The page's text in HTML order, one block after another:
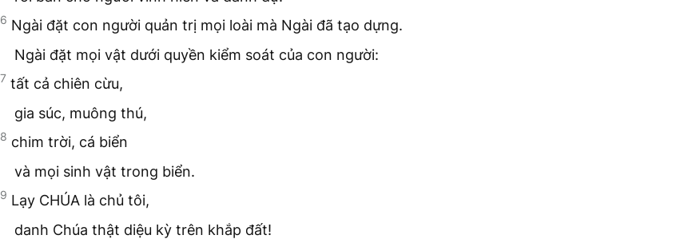
6 Ngài đặt con người quản trị mọi loài mà Ngài đã tạo dựng.
Ngài đặt mọi vật dưới quyền kiểm soát của con người:
7 tất cả chiên cừu,
gia súc, muông thú,
8 chim trời, cá biển
và mọi sinh vật trong biển.
9 Lạy CHÚA là chủ tôi,
danh Chúa thật diệu kỳ trên khắp đất!